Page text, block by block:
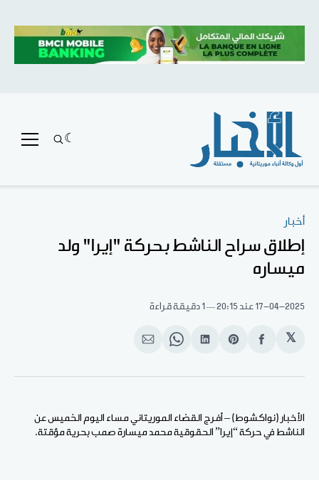
أخبار
إطلاق سراح الناشط بحركة "إيرا" ولد
ميساره
17-04-2025 عند 20:15 1 دقيقة قراءة
𝕏
انشر
الفيسبوك
Share
Pinterest
انشر
لينكد
Share
WhatsApp
انشر
الإيميل
الأخبار (نواكشوط) – أفرج القضاء الموريتاني مساء اليوم الخميس عن
الناشط في حركة “إيرا” الحقوقية محمد ميسارة صمب بحرية مؤقتة.